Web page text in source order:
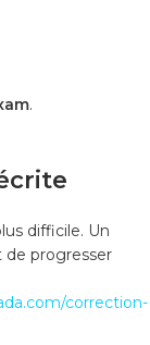
.
difficile. Un
de progresser
correction-